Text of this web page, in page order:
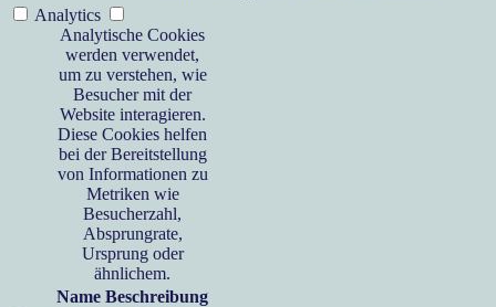
Analytics
Analytische Cookies
werden verwendet,
um zu verstehen, wie
Besucher mit der
Website interagieren.
Diese Cookies helfen
bei der Bereitstellung
von Informationen zu
Metriken wie
Besucherzahl,
Absprungrate,
Ursprung oder
ähnlichem.
Name Beschreibung